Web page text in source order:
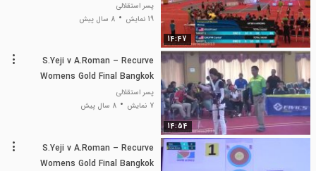
14:47
پسر استقلالی
19 نمایش
8 سال پیش
14:54
S.Yeji v A.Roman – Recurve
Womens Gold Final Bangkok
پسر استقلالی
7 نمایش
8 سال پیش
S.Yeji v A.Roman – Recurve
Womens Gold Final Bangkok